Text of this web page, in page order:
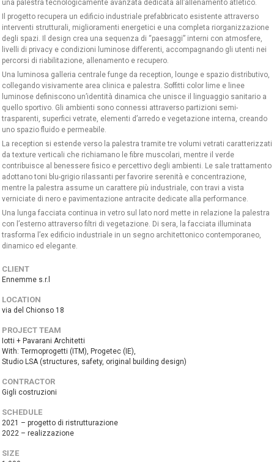
una palestra tecnologicamente avanzata dedicata all’allenamento atletico.
Il progetto recupera un edificio industriale prefabbricato esistente attraverso
interventi strutturali, miglioramenti energetici e una completa riorganizzazione
degli spazi. Il design crea una sequenza di “paesaggi” interni con atmosfere,
livelli di privacy e condizioni luminose differenti, accompagnando gli utenti nei
percorsi di riabilitazione, allenamento e recupero.
Una luminosa galleria centrale funge da reception, lounge e spazio distributivo,
collegando visivamente area clinica e palestra. Soffitti color lime e linee
luminose definiscono un’identità dinamica che unisce il linguaggio sanitario a
quello sportivo. Gli ambienti sono connessi attraverso partizioni semi-
trasparenti, superfici vetrate, elementi d’arredo e vegetazione interna, creando
uno spazio fluido e permeabile.
La reception si estende verso la palestra tramite tre volumi vetrati caratterizzati
da texture verticali che richiamano le fibre muscolari, mentre il verde
contribuisce al benessere fisico e percettivo degli ambienti. Le sale trattamento
adottano toni blu-grigio rilassanti per favorire serenità e concentrazione,
mentre la palestra assume un carattere più industriale, con travi a vista
verniciate di nero e pavimentazione antracite dedicate alla performance.
Una lunga facciata continua in vetro sul lato nord mette in relazione la palestra
con l’esterno attraverso filtri di vegetazione. Di sera, la facciata illuminata
trasforma l’ex edificio industriale in un segno architettonico contemporaneo,
dinamico ed elegante.
CLIENT
Ennemme s.r.l
LOCATION
via del Chionso 18
PROJECT TEAM
Iotti + Pavarani Architetti
With: Termoprogetti (ITM), Progetec (IE),
Studio LSA (structures, safety, original building design)
CONTRACTOR
Gigli costruzioni
SCHEDULE
2021 – progetto di ristrutturazione
2022 – realizzazione
SIZE